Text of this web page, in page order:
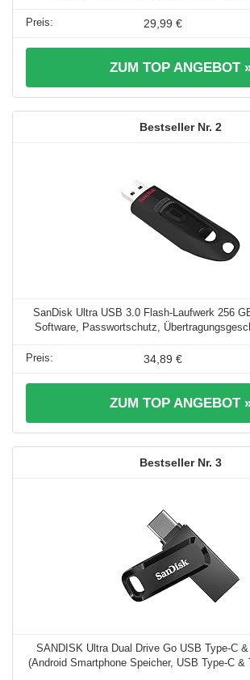
29,99 €
ZUM TOP ANGEBOT
2
SanDisk Ultra USB 3.0 Flash-Laufwerk 256
Software, Passwortschutz,
34,89 €
ZUM TOP ANGEBOT
3
SANDISK Ultra Dual Drive Go USB Type-C
(Android Smartphone Speicher, USB Type-C &